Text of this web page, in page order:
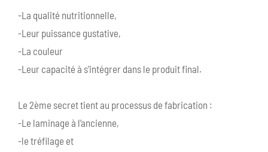
-La qualité nutritionnelle,
-Leur puissance gustative,
-La couleur
-Leur capacité à s’intégrer dans le produit final.
Le 2ème secret tient au processus de fabrication :
-Le laminage à l’ancienne,
-le tréfilage et